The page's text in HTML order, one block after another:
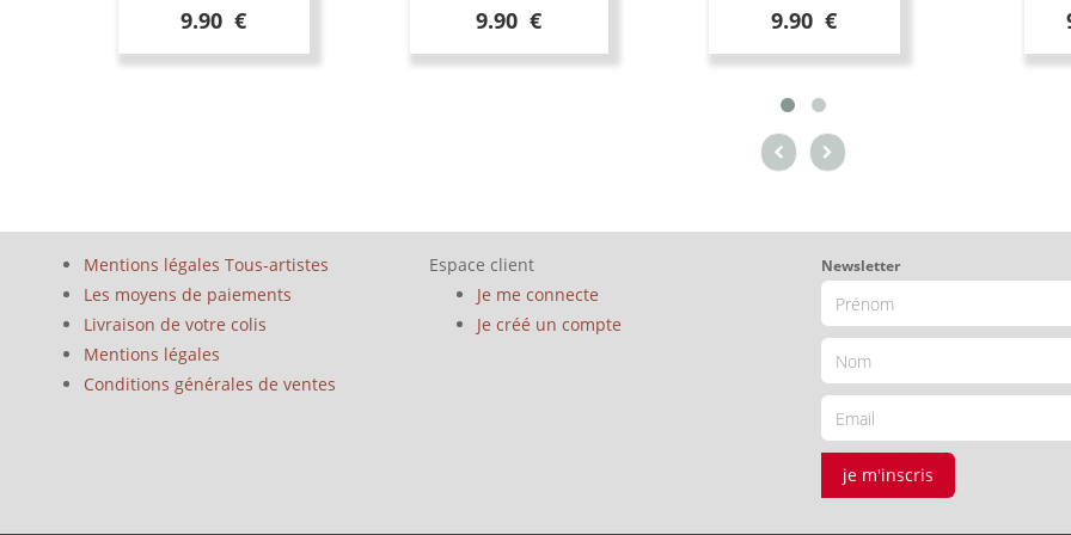
9.90 € 9.90 € 9.90 €
Mentions légales Tous-artistes
Les moyens de paiements
Livraison de votre colis
Mentions légales
Conditions générales de ventes
Espace client
Je me connecte
Je créé un compte
Newsletter
je m'inscris